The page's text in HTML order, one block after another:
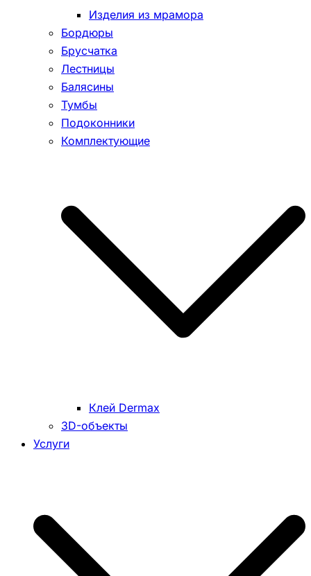
Изделия из мрамора
Бордюры
Брусчатка
Лестницы
Балясины
Тумбы
Подоконники
Комплектующие
Клей Dermax
3D-объекты
Услуги